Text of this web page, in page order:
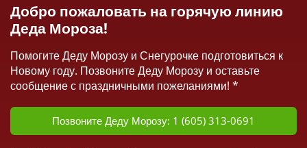
Добро пожаловать на горячую линию
Деда Мороза!
Помогите Деду Морозу и Снегурочке подготовиться к
Новому году. Позвоните Деду Морозу и оставьте
сообщение с праздничными пожеланиями! *
Позвоните Деду Морозу: 1 (605) 313-0691